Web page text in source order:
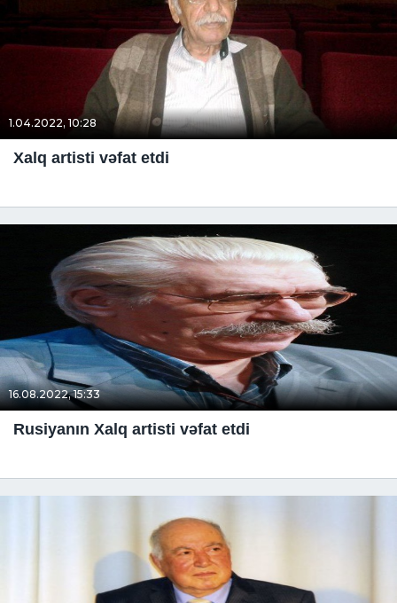
1.04.2022, 10:28
Xalq artisti vəfat etdi
16.08.2022, 15:33
Rusiyanın Xalq artisti vəfat etdi